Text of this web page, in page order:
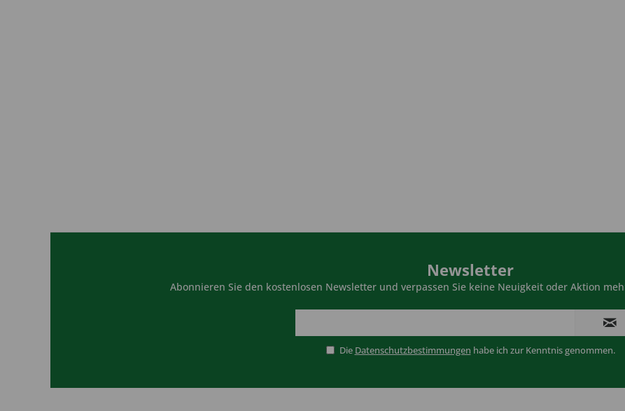
Newsletter
Abonnieren Sie den kostenlosen Newsletter und verpassen Sie keine Neuigkeit oder Aktion
Die Datenschutzbestimmungen habe ich zur Kenntnis genommen.